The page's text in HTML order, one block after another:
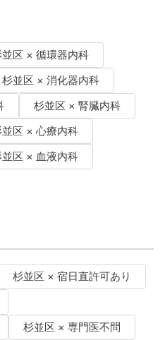
並区 × 循環器内科
杉並区 × 消化器内科
杉並区 × 腎臓内科
並区 × 心療内科
並区 × 血液内科
杉並区 × 宿日直許可あり
杉並区 × 専門医不問